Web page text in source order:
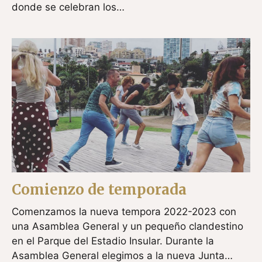
donde se celebran los…
Comienzo de temporada
Comenzamos la nueva tempora 2022-2023 con
una Asamblea General y un pequeño clandestino
en el Parque del Estadio Insular. Durante la
Asamblea General elegimos a la nueva Junta…